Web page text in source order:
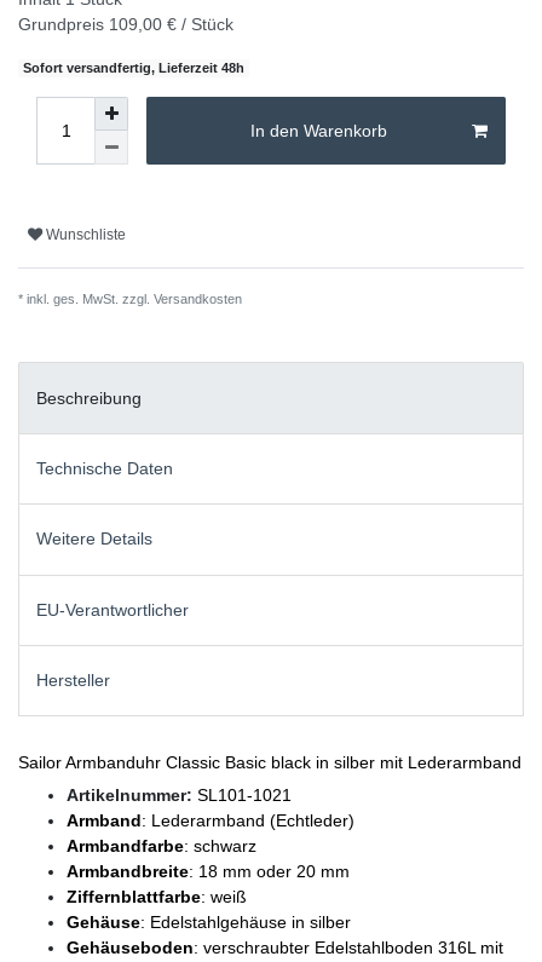
Grundpreis 109,00 € / Stück
Sofort versandfertig, Lieferzeit 48h
In den Warenkorb
Wunschliste
* inkl. ges. MwSt. zzgl. Versandkosten
Beschreibung
Technische Daten
Weitere Details
EU-Verantwortlicher
Hersteller
Sailor Armbanduhr Classic Basic black in silber mit Lederarmband
Artikelnummer: SL101-1021
Armband: Lederarmband (Echtleder)
Armbandfarbe: schwarz
Armbandbreite: 18 mm oder 20 mm
Ziffernblattfarbe: weiß
Gehäuse: Edelstahlgehäuse in silber
Gehäuseboden: verschraubter Edelstahlboden 316L mit